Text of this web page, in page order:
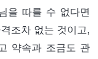
을 따를 수 없다면
조차 없는 것이고,
약속과 조금도 관